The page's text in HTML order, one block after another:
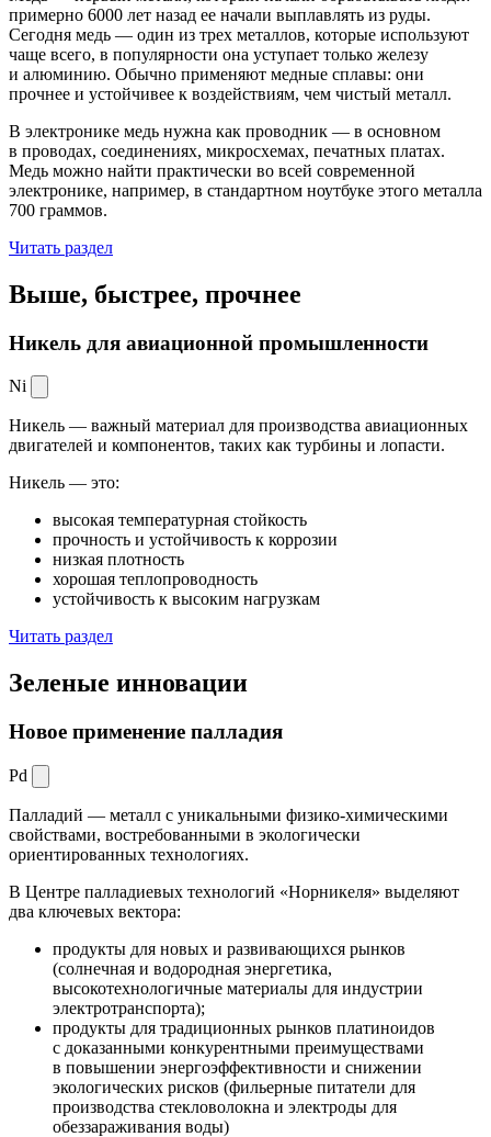
примерно 6000 лет назад ее начали выплавлять из руды.
Сегодня медь — один из трех металлов, которые используют
чаще всего, в популярности она уступает только железу
и алюминию. Обычно применяют медные сплавы: они
прочнее и устойчивее к воздействиям, чем чистый металл.
В электронике медь нужна как проводник — в основном
в проводах, соединениях, микросхемах, печатных платах.
Медь можно найти практически во всей современной
электронике, например, в стандартном ноутбуке этого металла
700 граммов.
Читать раздел
Выше, быстрее, прочнее
Никель для авиационной промышленности
Ni
Никель — важный материал для производства авиационных
двигателей и компонентов, таких как турбины и лопасти.
Никель — это:
высокая температурная стойкость
прочность и устойчивость к коррозии
низкая плотность
хорошая теплопроводность
устойчивость к высоким нагрузкам
Читать раздел
Зеленые инновации
Новое применение палладия
Pd
Палладий — металл с уникальными физико-химическими
свойствами, востребованными в экологически
ориентированных технологиях.
В Центре палладиевых технологий «Норникеля» выделяют
два ключевых вектора:
продукты для новых и развивающихся рынков
(солнечная и водородная энергетика,
высокотехнологичные материалы для индустрии
электротранспорта);
продукты для традиционных рынков платиноидов
с доказанными конкурентными преимуществами
в повышении энергоэффективности и снижении
экологических рисков (фильерные питатели для
производства стекловолокна и электроды для
обеззараживания воды)